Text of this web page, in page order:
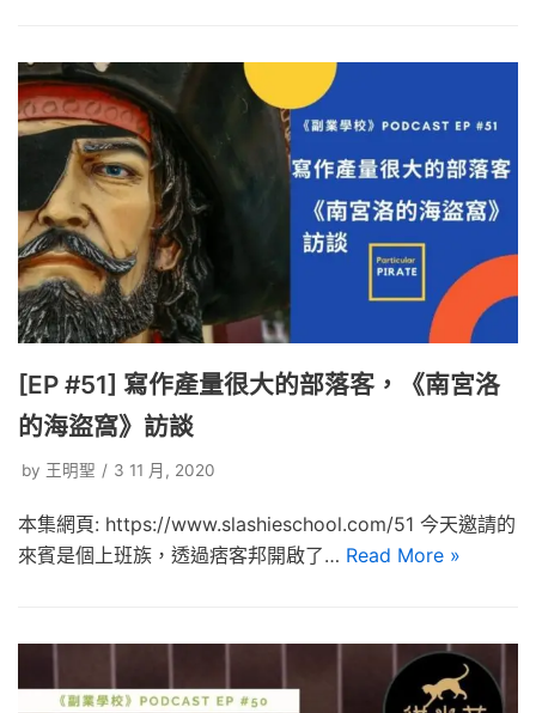
[EP #51] 寫作產量很大的部落客，《南宮洛
的海盜窩》訪談
by 王明聖 3 11 月, 2020
本集網頁: https://www.slashieschool.com/51 今天邀請的
來賓是個上班族，透過痞客邦開啟了… Read More »